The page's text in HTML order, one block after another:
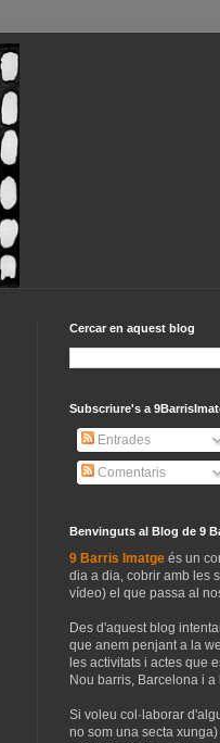
Cercar en aquest blog
Subscriure's a
Entrades
Comentaris
Benvinguts al Blog de 9
9 Barris Imatge és un
dia a dia, cobrir amb les
vídeo) el que passa al
Des d'aquest blog
que anem penjant a la
les activitats i actes que
Nou barris, Barcelona i
Si voleu col·laborar
no som una secta